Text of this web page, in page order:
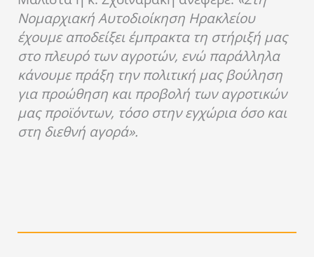
Νομαρχιακή Αυτοδιοίκηση Ηρακλείου
έχουμε αποδείξει έμπρακτα τη στήριξή μας
στο πλευρό των αγροτών, ενώ παράλληλα
κάνουμε πράξη την πολιτική μας βούληση
για προώθηση και προβολή των αγροτικών
μας προϊόντων, τόσο στην εγχώρια όσο και
στη διεθνή αγορά».